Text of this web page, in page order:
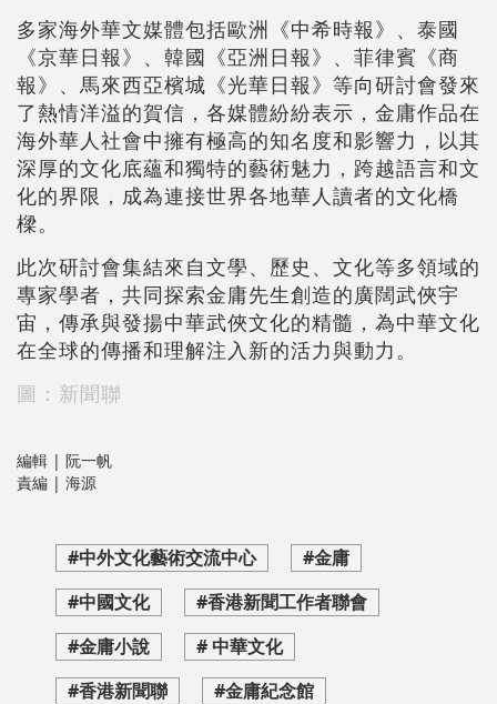
多家海外華文媒體包括歐洲《中希時報》、泰國
《京華日報》、韓國《亞洲日報》、菲律賓《商
報》、馬來西亞檳城《光華日報》等向研討會發來
了熱情洋溢的賀信，各媒體紛紛表示，金庸作品在
海外華人社會中擁有極高的知名度和影響力，以其
深厚的文化底蘊和獨特的藝術魅力，跨越語言和文
化的界限，成為連接世界各地華人讀者的文化橋
樑。
此次研討會集結來自文學、歷史、文化等多領域的
專家學者，共同探索金庸先生創造的廣闊武俠宇
宙，傳承與發揚中華武俠文化的精髓，為中華文化
在全球的傳播和理解注入新的活力與動力。
圖：新聞聯
編輯 | 阮一帆
責編 | 海源
#中外文化藝術交流中心
#金庸
#中國文化
#香港新聞工作者聯會
#金庸小說
# 中華文化
#香港新聞聯
#金庸紀念館